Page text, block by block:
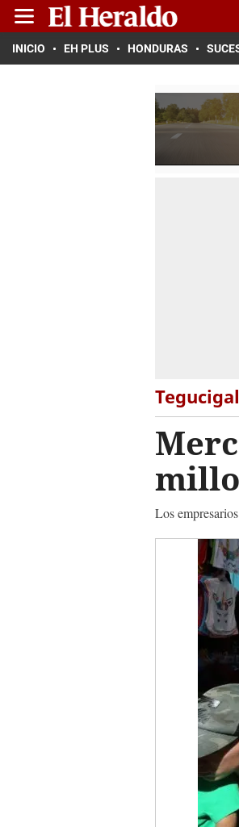
INICIO EH PLUS HONDURAS
Los